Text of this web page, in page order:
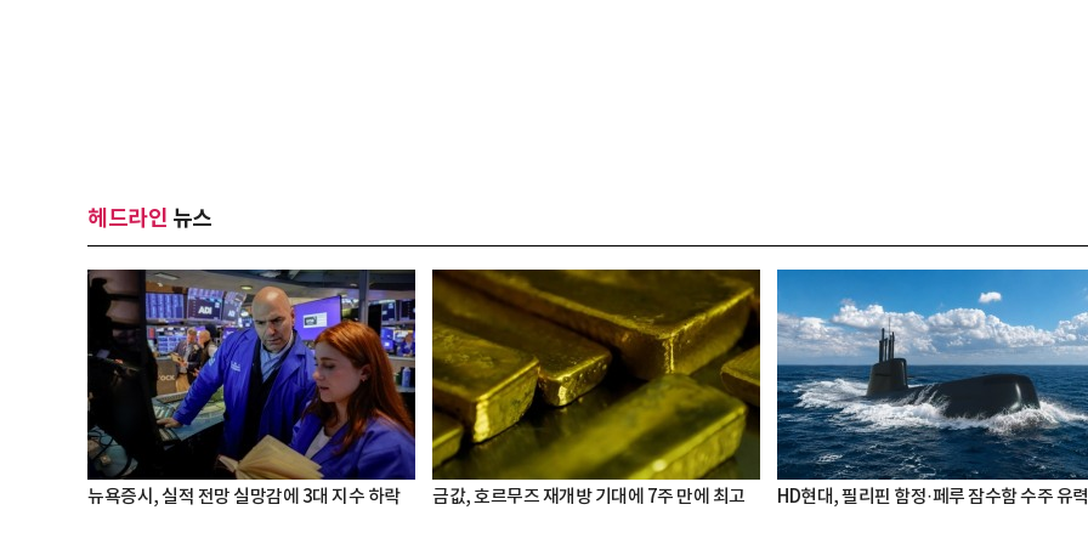
헤드라인 뉴스
뉴욕증시, 실적 전망 실망감에 3대 지수 하락 금값, 호르무즈 재개방 기대에 7주 만에 최고 HD현대, 필리핀 함정·페루 잠수함 수주 유력